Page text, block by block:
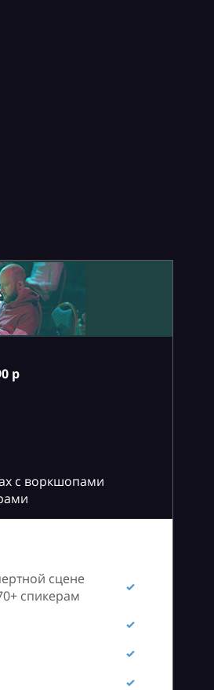
р
с воркшопами
сцене
спикерам